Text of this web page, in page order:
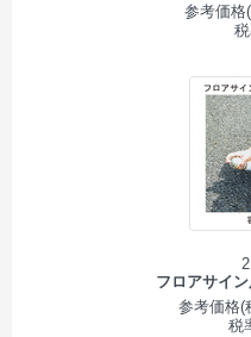
参考価格
フロアサイ
参考価格(
税